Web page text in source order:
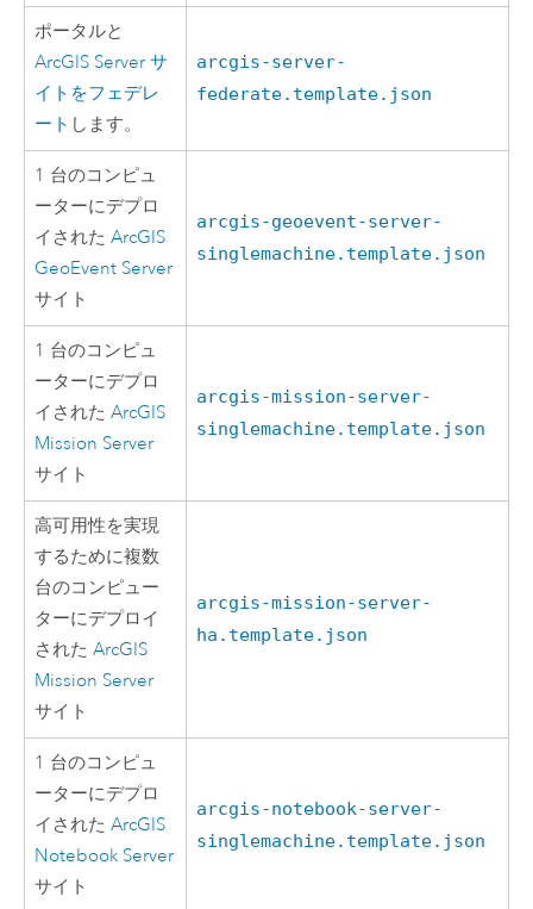
ポータルと
ArcGIS Server サ
イトをフェデレ
ート します。
arcgis-server-
federate.template.json
1 台のコンピュ
ーターにデプロ
イされたArcGIS
GeoEvent Server
サイト
arcgis-geoevent-server-
singlemachine.template.json
1 台のコンピュ
ーターにデプロ
イされたArcGIS
Mission Server
サイト
arcgis-mission-server-
singlemachine.template.json
高可用性を実現
するために複数
台のコンピュー
ターにデプロイ
されたArcGIS
Mission Server
サイト
arcgis-mission-server-
ha.template.json
1 台のコンピュ
ーターにデプロ
イされたArcGIS
Notebook Server
サイト
arcgis-notebook-server-
singlemachine.template.json